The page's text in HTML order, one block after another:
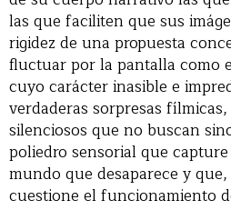
las que faciliten que sus
rigidez de una propuesta
fluctuar por la pantalla como
cuyo carácter inasible e
verdaderas sorpresas
silenciosos que no buscan
poliedro sensorial que
mundo que desaparece y
cuestione el funcionamiento